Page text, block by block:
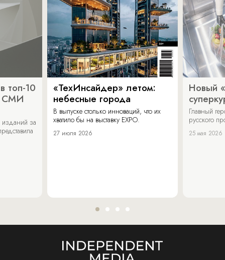
топ-10
СМИ
изданий за
«ТехИнсайдер» летом:
небесные города
В выпуске столько инноваций, что их
хватило бы на выставку EXPO.
27 июля 2026
Новый
Главный
русского
25 мая 2026